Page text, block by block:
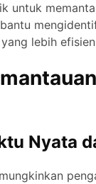
untuk
lebih
Nyata